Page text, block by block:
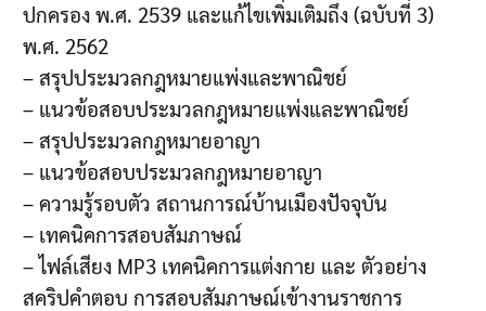
ปกครอง พ.ศ. 2539 และแก้ไขเพิ่มเติมถึง (ฉบับที่ 3)
พ.ศ. 2562
– สรุปประมวลกฎหมายแพ่งและพาณิชย์
– แนวข้อสอบประมวลกฎหมายแพ่งและพาณิชย์
– สรุปประมวลกฎหมายอาญา
– แนวข้อสอบประมวลกฎหมายอาญา
– ความรู้รอบตัว สถานการณ์บ้านเมืองปัจจุบัน
– เทคนิคการสอบสัมภาษณ์
– ไฟล์เสียง MP3 เทคนิคการแต่งกาย และ ตัวอย่าง
สคริปคำตอบ การสอบสัมภาษณ์เข้างานราชการ